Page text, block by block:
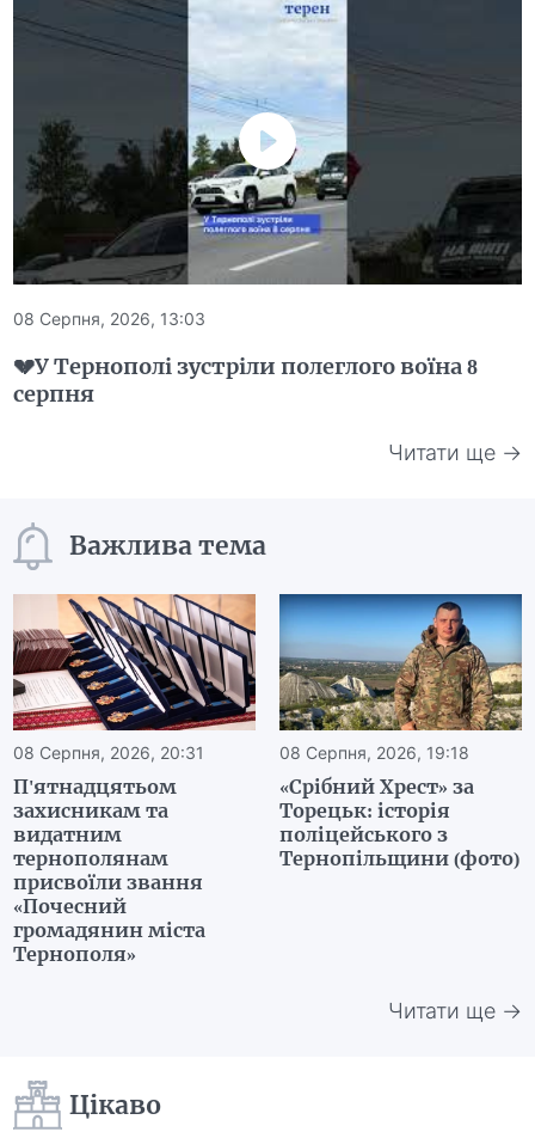
08 Серпня, 2026, 13:03
💔У Тернополі зустріли полеглого воїна 8
серпня
Читати ще →
Важлива тема
08 Серпня, 2026, 20:31
П'ятнадцятьом
захисникам та
видатним
тернополянам
присвоїли звання
«Почесний
громадянин міста
Тернополя»
08 Серпня, 2026, 19:18
«Срібний Хрест» за
Торецьк: історія
поліцейського з
Тернопільщини (фото)
Читати ще →
Цікаво